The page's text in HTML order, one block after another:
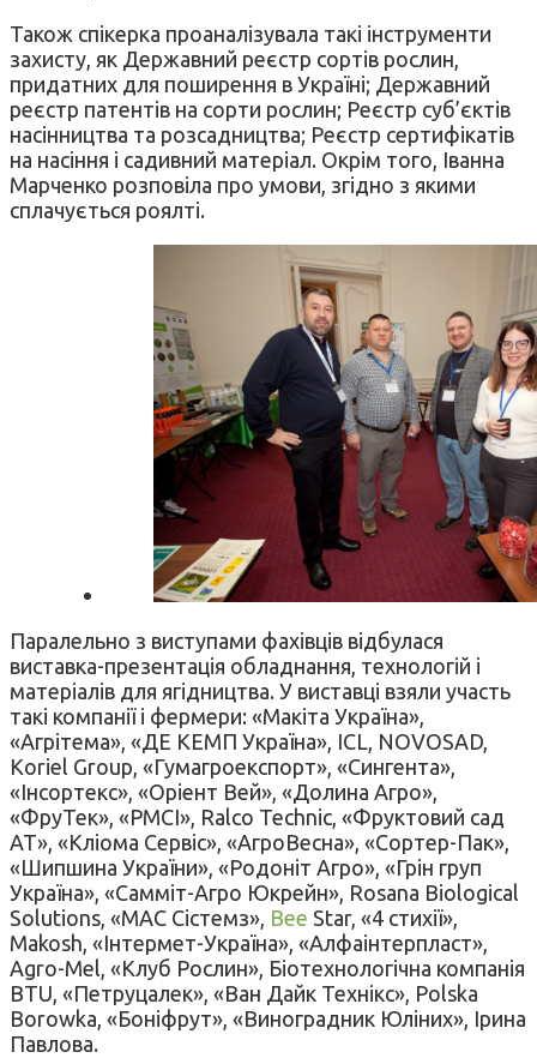
Також спікерка проаналізувала такі інструменти
захисту, як Державний реєстр сортів рослин,
придатних для поширення в Україні; Державний
реєстр патентів на сорти рослин; Реєстр суб’єктів
насінництва та розсадництва; Реєстр сертифікатів
на насіння і садивний матеріал. Окрім того, Іванна
Марченко розповіла про умови, згідно з якими
сплачується роялті.
Паралельно з виступами фахівців відбулася
виставка-презентація обладнання, технологій і
матеріалів для ягідництва. У виставці взяли участь
такі компанії і фермери: «Макіта Україна»,
«Агрітема», «ДЕ КЕМП Україна», ICL, NOVOSAD,
Koriel Group, «Гумагроекспорт», «Сингента»,
«Інсортекс», «Оріент Вей», «Долина Агро»,
«ФруТек», «РМСІ», Ralco Technic, «Фруктовий сад
АТ», «Кліома Сервіс», «АгроВесна», «Сортер-Пак»,
«Шипшина України», «Родоніт Агро», «Грін груп
Україна», «Самміт-Агро Юкрейн», Rosana Biological
Solutions, «МАС Сістемз», Bee Star, «4 стихії»,
Makosh, «Інтермет-Україна», «Алфаінтерпласт»,
Agro-Mel, «Клуб Рослин», Біотехнологічна компанія
BTU, «Петруцалек», «Ван Дайк Технікс», Polska
Borowka, «Боніфрут», «Виноградник Юліних», Ірина
Павлова.